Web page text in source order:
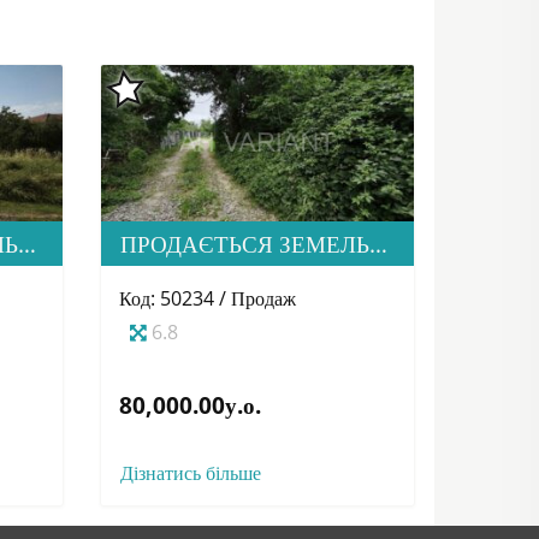
ПРОДАЄТЬСЯ ЗЕМЕЛЬНА ДІЛЯНКА В С. СТОРОЖНИЦЯ ПРОДАЄТЬСЯ ЗЕМЕЛЬНА ДІЛЯНКА В М. УЖГОРОД
Код: 50234 / Продаж
6.8
80,000.00у.о.
Дізнатись більше